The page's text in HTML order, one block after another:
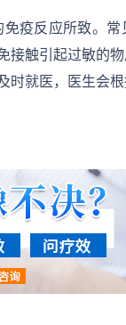
疫反应所致。
接触引起过敏的
时就医，医生会